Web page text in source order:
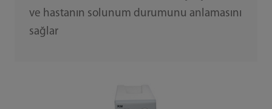
ve hastanın solunum durumunu anlamasını
sağlar